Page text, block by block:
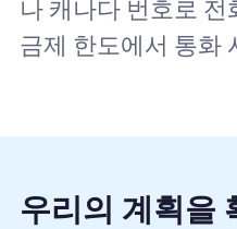
나 캐나다 번호로 전
금제 한도에서 통화
우리의 계획을